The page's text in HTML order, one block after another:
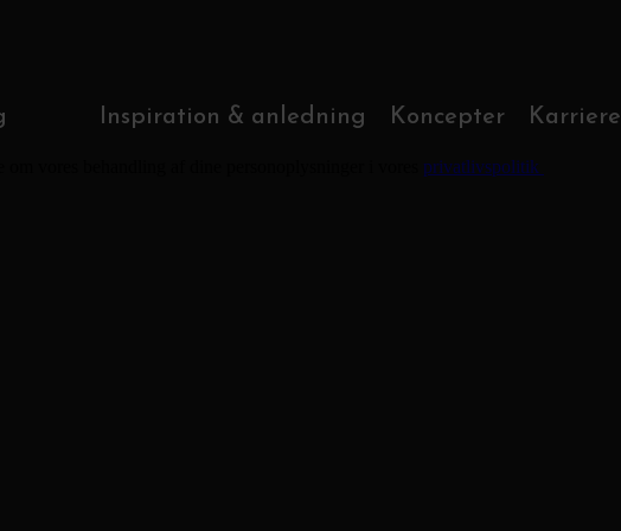
Inspiration & anledning Koncepter Karriere
vores behandling af dine personoplysninger i vores privatlivspolitik